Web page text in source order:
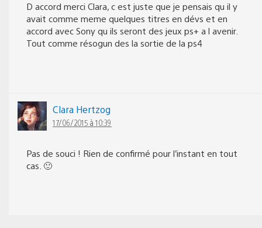
D accord merci Clara, c est juste que je pensais qu il y
avait comme meme quelques titres en dévs et en
accord avec Sony qu ils seront des jeux ps+ a l avenir.
Tout comme résogun des la sortie de la ps4
Clara Hertzog
17/06/2015 à 10:39
Pas de souci ! Rien de confirmé pour l’instant en tout
cas. 🙂